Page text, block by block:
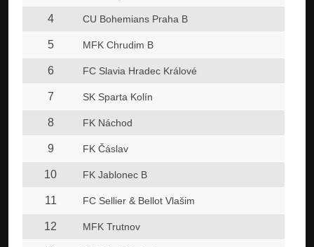
4 CU Bohemians Praha B
5 MFK Chrudim B
6 FC Slavia Hradec Králové
7 SK Sparta Kolín
8 FK Náchod
9 FK Čáslav
10 FK Jablonec B
11 FC Sellier & Bellot Vlašim
12 MFK Trutnov